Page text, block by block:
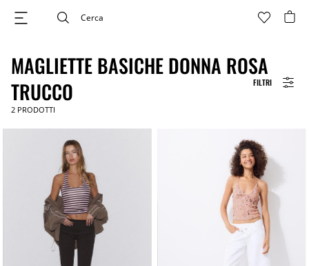
FILTRI
MAGLIETTE BASICHE DONNA ROSA
TRUCCO
2 PRODOTTI